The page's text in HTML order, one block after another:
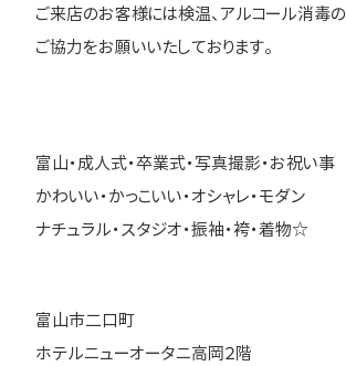
ご来店のお客様には検温、アルコール消毒の
ご協力をお願いいたしております。
富山・成人式・卒業式・写真撮影・お祝い事
かわいい・かっこいい・オシャレ・モダン
ナチュラル・スタジオ・振袖・袴・着物☆
富山市二口町
ホテルニューオータニ高岡２階